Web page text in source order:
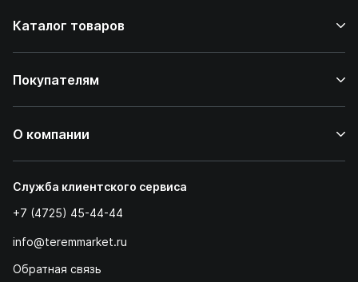
Каталог товаров
Покупателям
О компании
Служба клиентского сервиса
+7 (4725) 45-44-44
info@teremmarket.ru
Обратная связь